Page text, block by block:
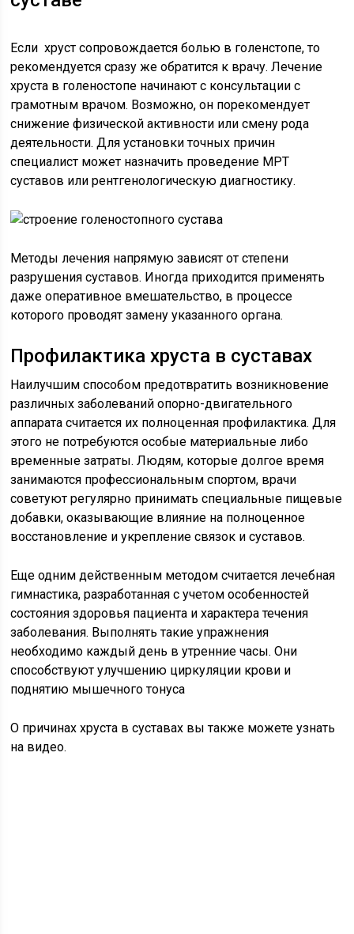
Если хруст сопровождается болью в голенстопе, то
рекомендуется сразу же обратится к врачу. Лечение
хруста в голеностопе начинают с консультации с
грамотным врачом. Возможно, он порекомендует
снижение физической активности или смену рода
деятельности. Для установки точных причин
специалист может назначить проведение МРТ
суставов или рентгенологическую диагностику.
Методы лечения напрямую зависят от степени
разрушения суставов. Иногда приходится применять
даже оперативное вмешательство, в процессе
которого проводят замену указанного органа.
Профилактика хруста в суставах
Наилучшим способом предотвратить возникновение
различных заболеваний опорно-двигательного
аппарата считается их полноценная профилактика. Для
этого не потребуются особые материальные либо
временные затраты. Людям, которые долгое время
занимаются профессиональным спортом, врачи
советуют регулярно принимать специальные пищевые
добавки, оказывающие влияние на полноценное
восстановление и укрепление связок и суставов.
Еще одним действенным методом считается лечебная
гимнастика, разработанная с учетом особенностей
состояния здоровья пациента и характера течения
заболевания. Выполнять такие упражнения
необходимо каждый день в утренние часы. Они
способствуют улучшению циркуляции крови и
поднятию мышечного тонуса
О причинах хруста в суставах вы также можете узнать
на видео.